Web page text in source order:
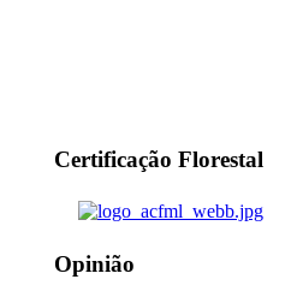
Certificação Florestal
Opinião